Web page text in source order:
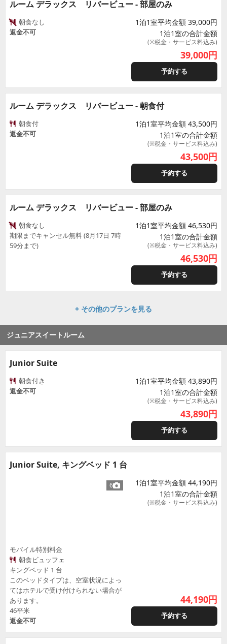
ルーム デラックス リバービュー - 部屋のみ
朝食なし
返金不可
1泊1室平均金額 39,000円
1泊1室の合計金額
(※税金・サービス料込み)
39,000円
予約する
ルーム デラックス リバービュー - 朝食付
朝食付
返金不可
1泊1室平均金額 43,500円
1泊1室の合計金額
(※税金・サービス料込み)
43,500円
予約する
ルーム デラックス リバービュー - 部屋のみ
朝食なし
期限までキャンセル無料 (8月17日 7時
59分まで)
1泊1室平均金額 46,530円
1泊1室の合計金額
(※税金・サービス料込み)
46,530円
予約する
+ その他のプランを見る
ジュニアスイートルーム
Junior Suite
朝食付き
返金不可
1泊1室平均金額 43,890円
1泊1室の合計金額
(※税金・サービス料込み)
43,890円
予約する
Junior Suite, キングベッド 1 台
6
モバイル特別料金
朝食ビュッフェ
キングベッド 1 台
このベッドタイプは、空室状況によっ
てはホテルで受け付けられない場合が
あります。
46平米
返金不可
1泊1室平均金額 44,190円
1泊1室の合計金額
(※税金・サービス料込み)
44,190円
予約する